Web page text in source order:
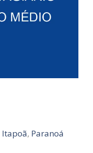
Itapoã, Paranoá